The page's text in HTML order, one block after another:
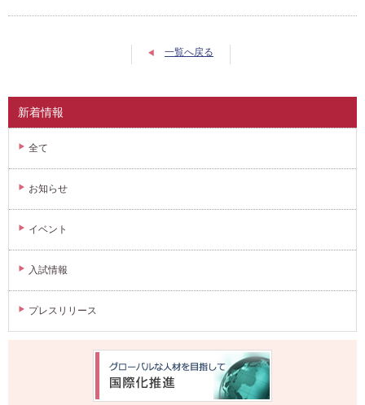
一覧へ戻る
新着情報
全て
お知らせ
イベント
入試情報
プレスリリース